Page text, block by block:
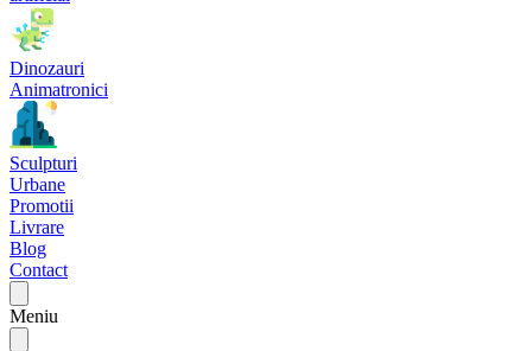
Dinozauri
Animatronici
Sculpturi
Urbane
Promotii
Livrare
Blog
Contact
Meniu